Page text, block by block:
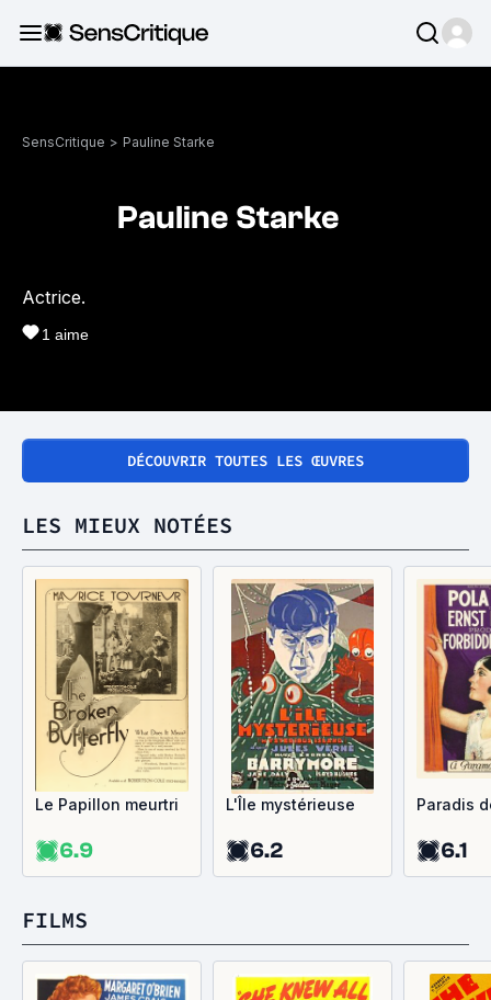
SensCritique > Pauline Starke
Pauline Starke
Actrice.
1 aime
DÉCOUVRIR TOUTES LES ŒUVRES
LES MIEUX NOTÉES
Le Papillon meurtri
6.9
L'Île mystérieuse
6.2
Paradis
6.1
FILMS